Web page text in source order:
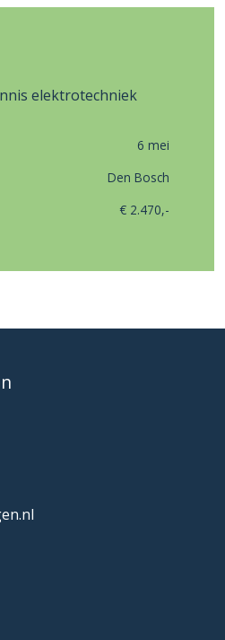
elektrotechniek
6 mei
Den Bosch
€ 2.470,-